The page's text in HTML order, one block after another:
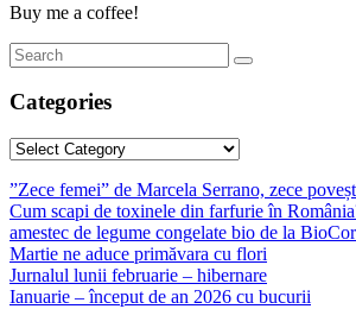
Buy me a coffee!
Categories
Categories
”Zece femei” de Marcela Serrano, zece
Cum scapi de toxinele din farfurie în
amestec de legume congelate bio de la
Martie ne aduce primăvara cu flori
Jurnalul lunii februarie – hibernare
Ianuarie – început de an 2026 cu bucurii